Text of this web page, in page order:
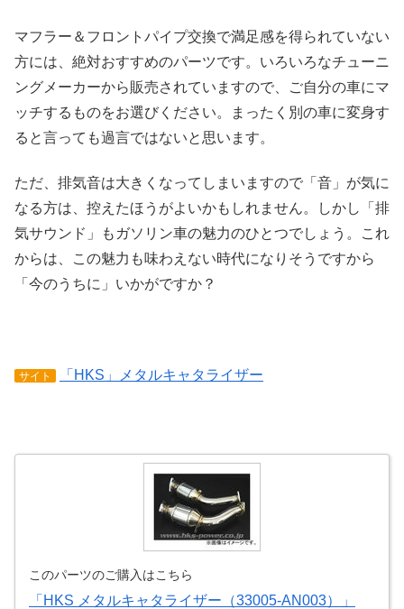
マフラー＆フロントパイプ交換で満足感を得られていない
方には、絶対おすすめのパーツです。いろいろなチューニ
ングメーカーから販売されていますので、ご自分の車にマ
ッチするものをお選びください。まったく別の車に変身す
ると言っても過言ではないと思います。
ただ、排気音は大きくなってしまいますので「音」が気に
なる方は、控えたほうがよいかもしれません。しかし「排
気サウンド」もガソリン車の魅力のひとつでしょう。これ
からは、この魅力も味わえない時代になりそうですから
「今のうちに」いかがですか？
サイト 「HKS」メタルキャタライザー
このパーツのご購入はこちら
「HKS メタルキャタライザー（33005-AN003）」